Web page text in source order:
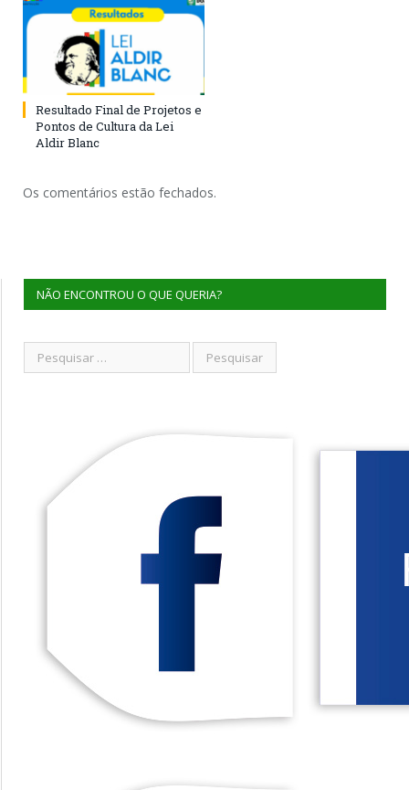
Resultado Final de Projetos e
Pontos de Cultura da Lei
Aldir Blanc
Os comentários estão fechados.
NÃO ENCONTROU O QUE QUERIA?